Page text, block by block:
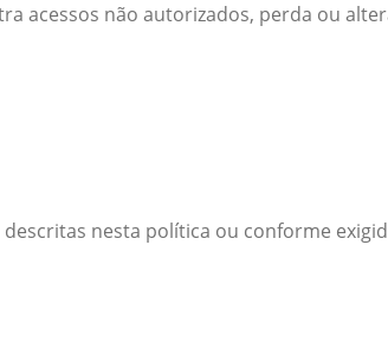
acessos não autorizados, perda ou
nesta política ou conforme